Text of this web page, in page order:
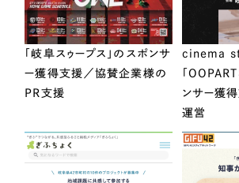
「岐阜スゥープス」のスポンサ
ー獲得支援／協賛企業様の
PR支援
cinema
「
ンサー獲
運営